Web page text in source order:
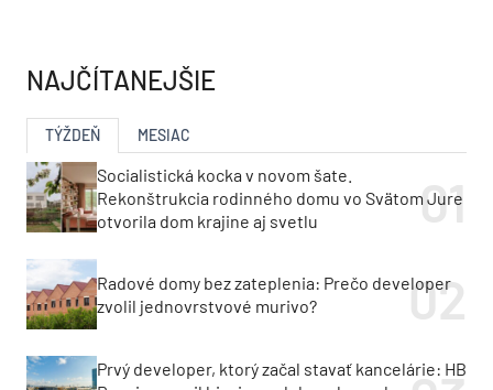
NAJČÍTANEJŠIE
TÝŽDEŇ MESIAC
Socialistická kocka v novom šate.
Rekonštrukcia rodinného domu vo Svätom Jure
otvorila dom krajine aj svetlu
Radové domy bez zateplenia: Prečo developer
zvolil jednovrstvové murivo?
Prvý developer, ktorý začal stavať kancelárie: HB